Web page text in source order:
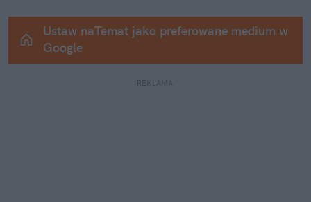
Ustaw naTemat jako preferowane medium w
Google
REKLAMA